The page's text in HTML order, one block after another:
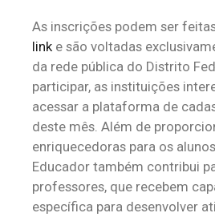
As inscrições podem ser
link e são voltadas
da rede pública do Distrito
participar, as instituições
acessar a plataforma de
deste mês. Além de
enriquecedoras para os
Educador também contribui
professores, que recebem
específica para desenvolver